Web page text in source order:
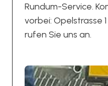
Rundum-Service.
vorbei: Opelstrasse
rufen Sie uns an.